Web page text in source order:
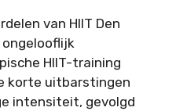
van HIIT Den
HIIT-training
korte uitbarstingen
intensiteit, gevolgd